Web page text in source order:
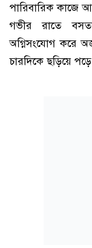
পারিবারিক কাজে
গভীর রাতে
অগ্নিসংযোগ করে
চারদিকে ছড়িয়ে